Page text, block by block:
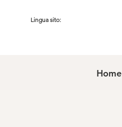
Lingua sito:
Home